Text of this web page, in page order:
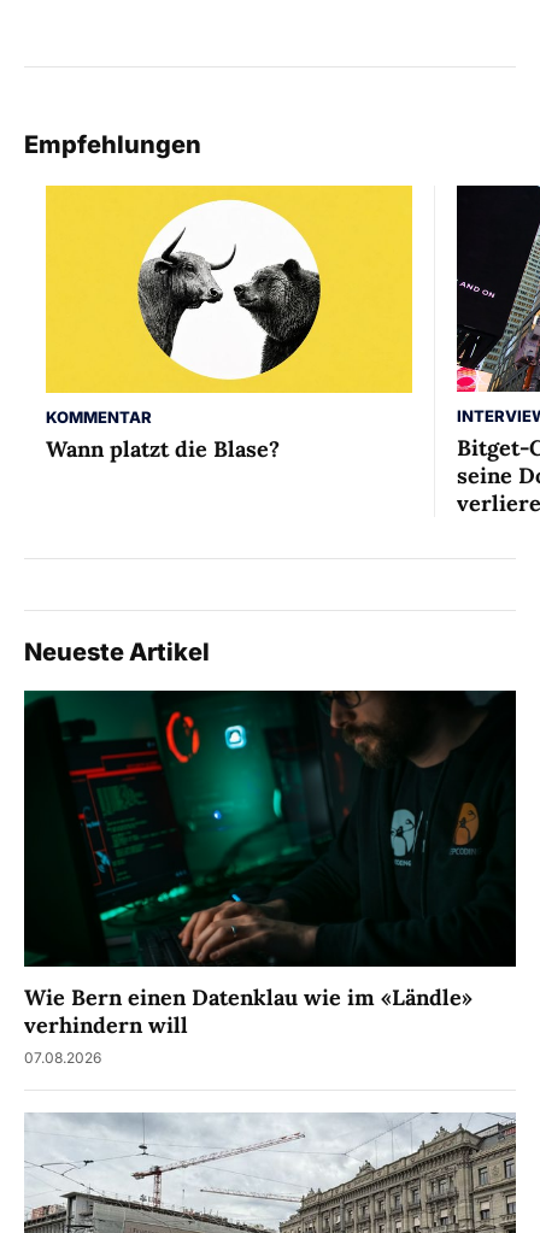
Empfehlungen
KOMMENTAR
Wann platzt die Blase?
Bitget-
seine
Neueste Artikel
Wie Bern einen Datenklau wie im «Ländle»
verhindern will
07.08.2026